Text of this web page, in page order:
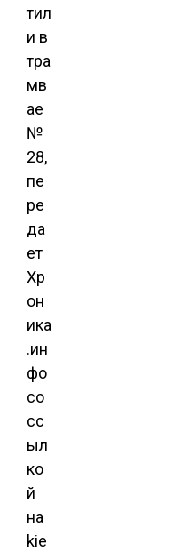
тил
и в
тра
мв
ае
№
28,
пе
ре
да
ет
Хр
он
ика
.ин
фо
со
сс
ыл
ко
й
на
kie